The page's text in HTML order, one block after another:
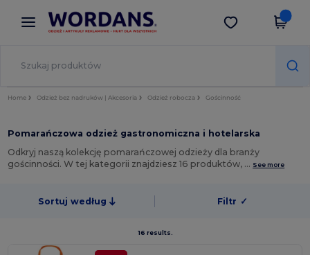
× Aplikacja Wordans
Lepsze ceny w aplikacji!
Pobierz app
Home Odzież bez nadruków | Akcesoria Odzież robocza Gościnność
Pomarańczowa odzież gastronomiczna i hotelarska
Odkryj naszą kolekcję pomarańczowej odzieży dla branży
gościnności. W tej kategorii znajdziesz 16 produktów, … See more
Sortuj według Filtr ✓
16 results.